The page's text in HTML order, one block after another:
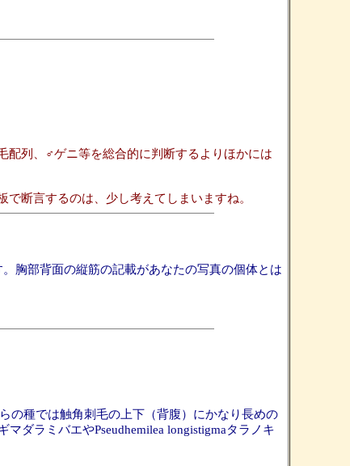
配列、♂ゲニ等を総合的に判断するよりほかには
断言するのは、少し考えてしまいますね。
胸部背面の縦筋の記載があなたの写真の個体とは
の種では触角刺毛の上下（背腹）にかなり長めの
ダラミバエやPseudhemilea longistigmaタラノキ